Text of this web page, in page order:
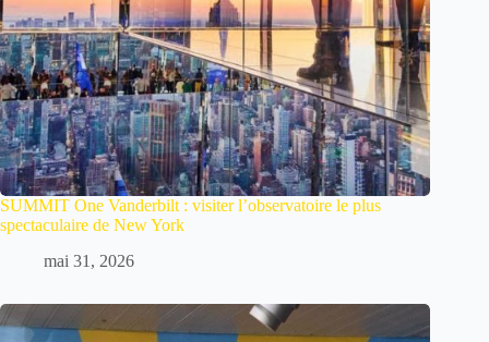
SUMMIT One Vanderbilt : visiter l’observatoire le plus
spectaculaire de New York
mai 31, 2026